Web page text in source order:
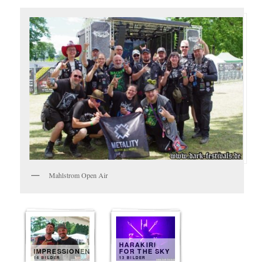
Mahlstrom Open Air
IMPRESSIONEN
14 BILDER
HARAKIRI
FOR THE SKY
13 BILDER